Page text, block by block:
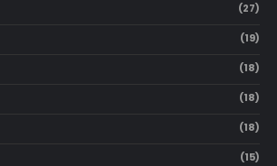
(27)
(19)
(18)
(18)
(18)
(15)